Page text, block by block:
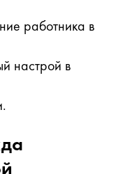
работника в
настрой в